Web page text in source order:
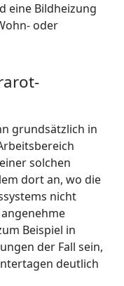
eine Bildheizung
oder
grundsätzlich in
solchen
dort an, wo die
nicht
Beispiel in
der Fall sein,
deutlich